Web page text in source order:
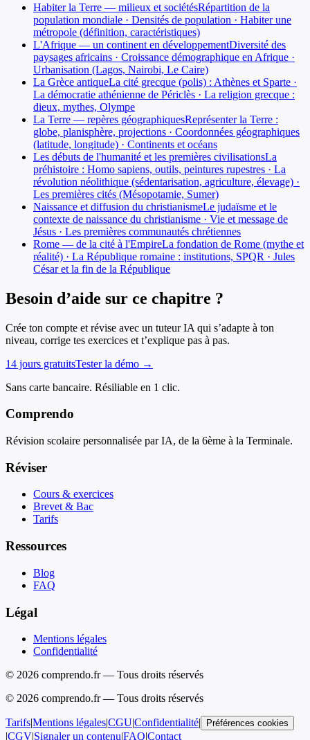
Habiter la Terre — milieux et sociétésRépartition de la
population mondiale · Densités de population · Habiter une
métropole (définition, caractéristiques)
L'Afrique — un continent en développementDiversité des
paysages africains · Croissance démographique en Afrique ·
Urbanisation (Lagos, Nairobi, Le Caire)
La Grèce antiqueLa cité grecque (polis) : Athènes et Sparte ·
La démocratie athénienne de Périclès · La religion grecque :
dieux, mythes, Olympe
La Terre — repères géographiquesReprésenter la Terre :
globe, planisphère, projections · Coordonnées géographiques
(latitude, longitude) · Continents et océans
Les débuts de l'humanité et les premières civilisationsLa
préhistoire : Homo sapiens, outils, peintures rupestres · La
révolution néolithique (sédentarisation, agriculture, élevage) ·
Les premières cités (Mésopotamie, Sumer)
Naissance et diffusion du christianismeLe judaïsme et le
contexte de naissance du christianisme · Vie et message de
Jésus · Les premières communautés chrétiennes
Rome — de la cité à l'EmpireLa fondation de Rome (mythe et
réalité) · La République romaine : institutions, SPQR · Jules
César et la fin de la République
Besoin d’aide sur ce chapitre ?
Crée ton compte et révise avec un tuteur IA qui s’adapte à ton
niveau, corrige tes exercices et t’explique pas à pas.
14 jours gratuitsTester la démo →
Sans carte bancaire. Résiliable en 1 clic.
Comprendo
Révision scolaire personnalisée par IA, de la 6ème à la Terminale.
Réviser
Cours & exercices
Brevet & Bac
Tarifs
Ressources
Blog
FAQ
Légal
Mentions légales
Confidentialité
© 2026 comprendo.fr — Tous droits réservés
© 2026 comprendo.fr — Tous droits réservés
Tarifs|Mentions légales|CGU|Confidentialité| Préférences cookies
|CGV|Signaler un contenu|FAQ|Contact